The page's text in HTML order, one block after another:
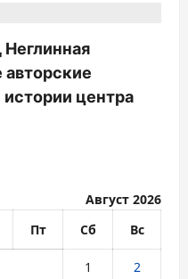
авторские
центра
Август 2026
Пт Сб Вс
1 2